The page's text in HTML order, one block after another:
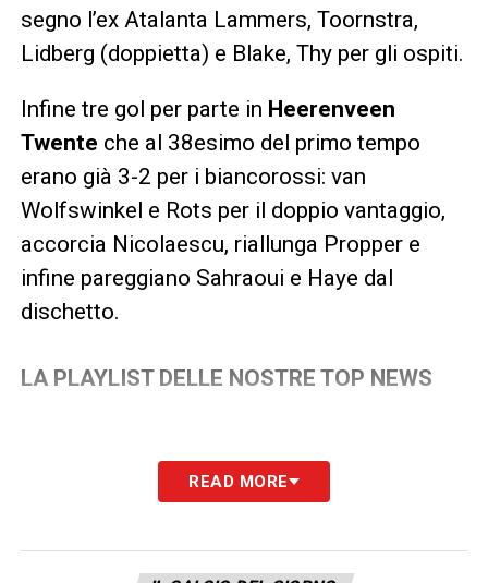
segno l’ex Atalanta Lammers, Toornstra,
Lidberg (doppietta) e Blake, Thy per gli ospiti.
Infine tre gol per parte in Heerenveen
Twente che al 38esimo del primo tempo
erano già 3-2 per i biancorossi: van
Wolfswinkel e Rots per il doppio vantaggio,
accorcia Nicolaescu, riallunga Propper e
infine pareggiano Sahraoui e Haye dal
dischetto.
LA PLAYLIST DELLE NOSTRE TOP NEWS
READ MORE